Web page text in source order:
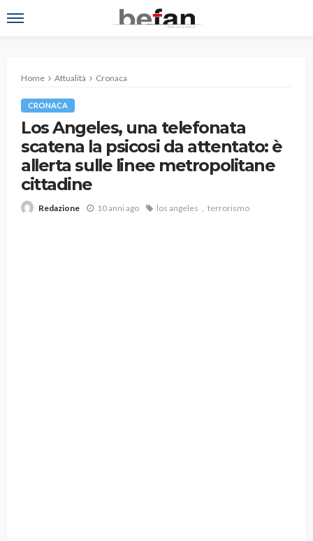
Home Attualità Cronaca
CRONACA
Los Angeles, una telefonata
scatena la psicosi da attentato: è
allerta sulle linee metropolitane
cittadine
Redazione 10 anni ago los angeles terrorismo